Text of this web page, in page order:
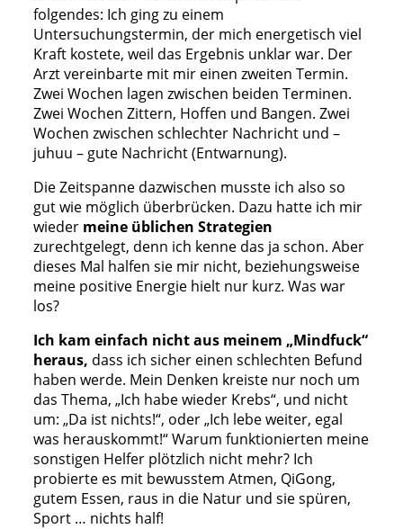
folgendes: Ich ging zu einem
Untersuchungstermin, der mich energetisch viel
Kraft kostete, weil das Ergebnis unklar war. Der
Arzt vereinbarte mit mir einen zweiten Termin.
Zwei Wochen lagen zwischen beiden Terminen.
Zwei Wochen Zittern, Hoffen und Bangen. Zwei
Wochen zwischen schlechter Nachricht und –
juhuu – gute Nachricht (Entwarnung).
Die Zeitspanne dazwischen musste ich also so
gut wie möglich überbrücken. Dazu hatte ich mir
wieder meine üblichen Strategien
zurechtgelegt, denn ich kenne das ja schon. Aber
dieses Mal halfen sie mir nicht, beziehungsweise
meine positive Energie hielt nur kurz. Was war
los?
Ich kam einfach nicht aus meinem „Mindfuck“
heraus, dass ich sicher einen schlechten Befund
haben werde. Mein Denken kreiste nur noch um
das Thema, „Ich habe wieder Krebs“, und nicht
um: „Da ist nichts!“, oder „Ich lebe weiter, egal
was herauskommt!“ Warum funktionierten meine
sonstigen Helfer plötzlich nicht mehr? Ich
probierte es mit bewusstem Atmen, QiGong,
gutem Essen, raus in die Natur und sie spüren,
Sport … nichts half!